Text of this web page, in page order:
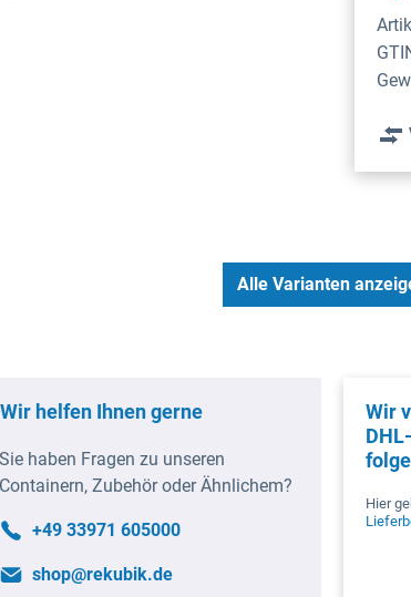
Alle Varianten
Wir helfen Ihnen gerne
Sie haben Fragen zu unseren
Containern, Zubehör oder Ähnlichem?
+49 33971 605000
shop@rekubik.de
Wir
Hier